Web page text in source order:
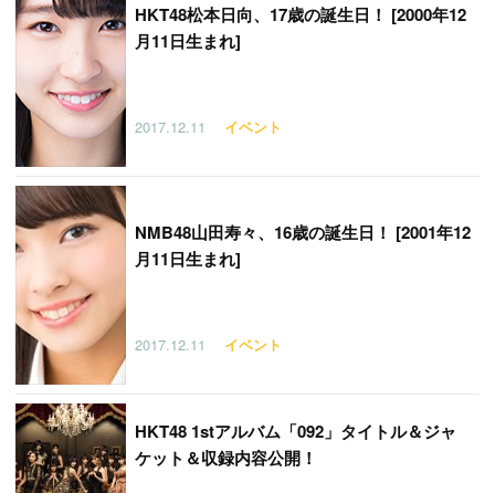
HKT48松本日向、17歳の誕生日！ [2000年12
月11日生まれ]
2017.12.11 イベント
NMB48山田寿々、16歳の誕生日！ [2001年12
月11日生まれ]
2017.12.11 イベント
HKT48 1stアルバム「092」タイトル＆ジャ
ケット＆収録内容公開！